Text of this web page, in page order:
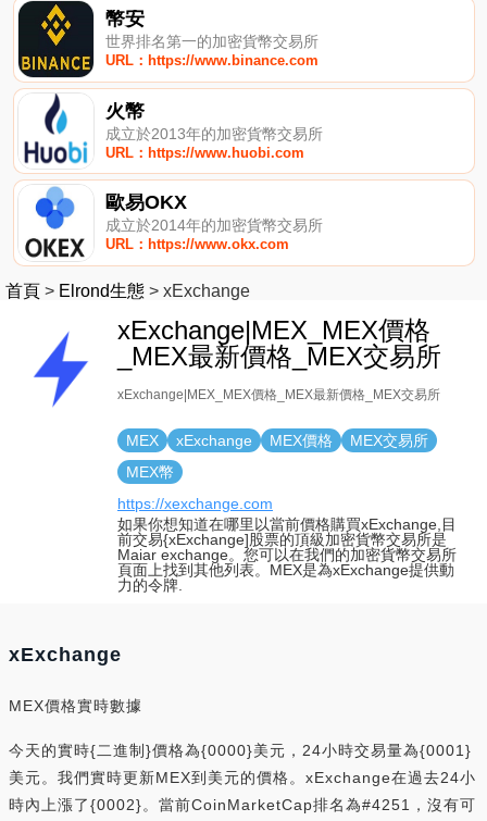
幣安
世界排名第一的加密貨幣交易所
URL：https://www.binance.com
火幣
成立於2013年的加密貨幣交易所
URL：https://www.huobi.com
歐易OKX
成立於2014年的加密貨幣交易所
URL：https://www.okx.com
首頁 > Elrond生態 > xExchange
xExchange|MEX_MEX價格
_MEX最新價格_MEX交易所
xExchange|MEX_MEX價格_MEX最新價格_MEX交易所
MEX xExchange MEX價格
MEX交易所
MEX幣
https://xexchange.com
如果你想知道在哪里以當前價格購買xExchange,目
前交易{xExchange]股票的頂級加密貨幣交易所是
Maiar exchange。您可以在我們的加密貨幣交易所
頁面上找到其他列表。MEX是為xExchange提供動
力的令牌.
xExchange
MEX價格實時數據
今天的實時{二進制}價格為{0000}美元，24小時交易量為{0001}
美元。我們實時更新MEX到美元的價格。xExchange在過去24小
時內上漲了{0002}。當前CoinMarketCap排名為#4251，沒有可